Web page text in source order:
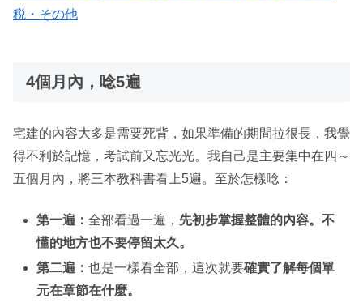
税・その他
4個月內，唸5遍
宅建的內容大多是需要死背，如果準備的期間拉很長，我覺
得不利於記憶，考試前又忘光光。我自己是主要集中在四～
五個月內，將三本教科書看上5遍。至於怎樣唸：
第一遍：全部看過一遍， 先初步掌握整體的內容。不
懂的地方也不要停留太久。
第二遍：也是一樣看全部，這次就要確實了解每個單
元在章節在什麼。